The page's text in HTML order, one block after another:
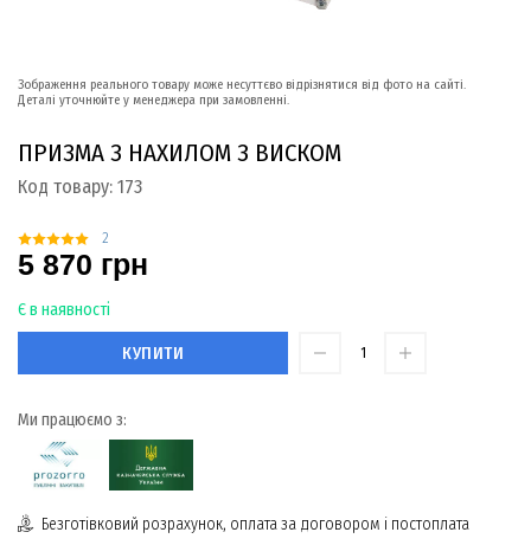
Зображення реального товару може несуттєво відрізнятися від фото на сайті.
Деталі уточнюйте у менеджера при замовленні.
ПРИЗМА З НАХИЛОМ З ВИСКОМ
Код товару: 173
2
5 870 грн
Є в наявності
КУПИТИ
Ми працюємо з:
Безготівковий розрахунок, оплата за договором і постоплата